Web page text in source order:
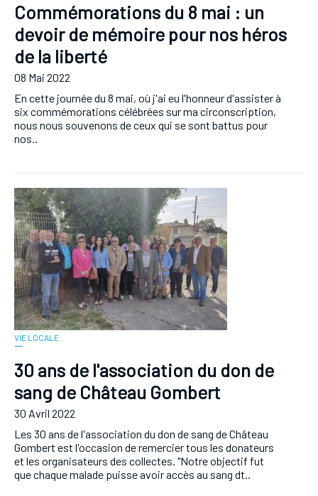
Commémorations du 8 mai : un
devoir de mémoire pour nos héros
de la liberté
08 Mai 2022
En cette journée du 8 mai, où j'ai eu l'honneur d'assister à
six commémorations célébrées sur ma circonscription,
nous nous souvenons de ceux qui se sont battus pour
nos..
VIE LOCALE
30 ans de l'association du don de
sang de Château Gombert
30 Avril 2022
Les 30 ans de l'association du don de sang de Château
Gombert est l'occasion de remercier tous les donateurs
et les organisateurs des collectes. "Notre objectif fut
que chaque malade puisse avoir accès au sang dt..